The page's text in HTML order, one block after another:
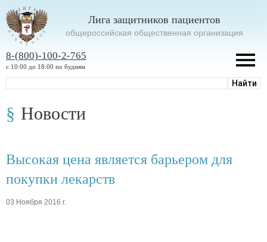
Лига защитников пациентов
oбщероссийская общественная организация
8-(800)-100-2-765
с 10:00 до 18:00 по будням
Новости
Высокая цена является барьером для
покупки лекарств
03 Ноября 2016 г.